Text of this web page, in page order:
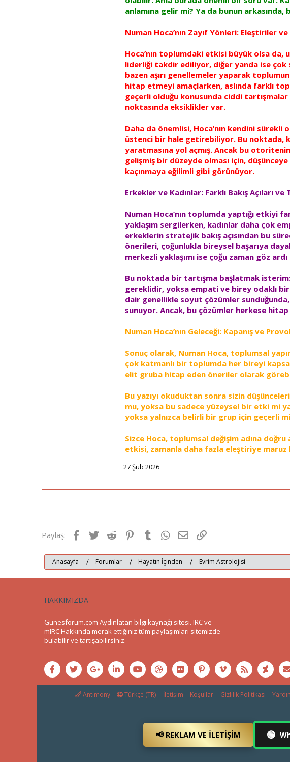
anlamına gelir mi? Ya da bunun
Numan Hoca’nın Zayıf Yönleri: Eleştiriler
Hoca’nın toplumdaki etkisi büyük olsa
liderliği takdir ediliyor, diğer yanda ise çok
bazen aşırı genellemeler yaparak
hitap etmeyi amaçlarken, aslında farklı
geçerli olduğu konusunda ciddi
noktasında eksiklikler var.
Daha da önemlisi, Hoca’nın kendini
üstenci bir hale getirebiliyor. Bu noktada,
yaratmasına yol açmış. Ancak bu
gelişmiş bir düzeyde olması için,
kaçınmaya eğilimli gibi görünüyor.
Erkekler ve Kadınlar: Farklı Bakış Açıları
Numan Hoca’nın toplumda yaptığı etkiyi
yaklaşım sergilerken, kadınlar daha çok
erkeklerin stratejik bakış açısından bu
önerileri, çoğunlukla bireysel başarıya
merkezli yaklaşımı ise çoğu zaman göz
Bu noktada bir tartışma başlatmak isterim:
gereklidir, yoksa empati ve birey odaklı
dair genellikle soyut çözümler
sunuyor. Ancak, bu çözümler herkese
Numan Hoca’nın Geleceği: Kapanış ve
Sonuç olarak, Numan Hoca, toplumsal
çok katmanlı bir toplumda her bireyi
elit gruba hitap eden öneriler olarak
Bu yazıyı okuduktan sonra sizin
mu, yoksa bu sadece yüzeysel bir etki mi
yoksa yalnızca belirli bir grup için geçerli
Sizce Hoca, toplumsal değişim adına
etkisi, zamanla daha fazla eleştiriye maruz
27 Şub 2026
Paylaş: Facebook
TwitterReddit Pinterest
Tumblr WhatsApp
E-postaLink
Anasayfa Forumlar Hayatın İçinden Evrim Astrolojisi
HAKKIMIZDA
Gunesforum.com Aydınlatan bilgi kaynağı sitesi. IRC ve
mIRC Hakkında merak ettiğiniz tüm paylaşımları sitemizde
bulabilir ve tartışabilirsiniz.
Antimony Türkçe (TR) İletişim Koşullar Gizlilik Politikası
📢 REKLAM VE İLETIŞIM 🟢